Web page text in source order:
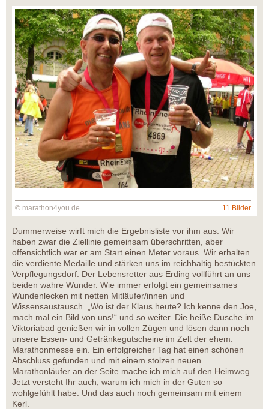
© marathon4you.de 11 Bilder
Dummerweise wirft mich die Ergebnisliste vor ihm aus. Wir
haben zwar die Ziellinie gemeinsam überschritten, aber
offensichtlich war er am Start einen Meter voraus. Wir erhalten
die verdiente Medaille und stärken uns im reichhaltig bestückten
Verpflegungsdorf. Der Lebensretter aus Erding vollführt an uns
beiden wahre Wunder. Wie immer erfolgt ein gemeinsames
Wundenlecken mit netten Mitläufer/innen und
Wissensaustausch. „Wo ist der Klaus heute? Ich kenne den Joe,
mach mal ein Bild von uns!“ und so weiter. Die heiße Dusche im
Viktoriabad genießen wir in vollen Zügen und lösen dann noch
unsere Essen- und Getränkegutscheine im Zelt der ehem.
Marathonmesse ein. Ein erfolgreicher Tag hat einen schönen
Abschluss gefunden und mit einem stolzen neuen
Marathonläufer an der Seite mache ich mich auf den Heimweg.
Jetzt versteht Ihr auch, warum ich mich in der Guten so
wohlgefühlt habe. Und das auch noch gemeinsam mit einem
Kerl.